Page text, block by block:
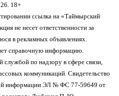
18+
ссылка на «Таймырский
не несет ответственности за
в рекламных объявлениях.
справочную информацию.
по надзору в сфере связи,
коммуникаций. Свидетельство
информации ЭЛ № ФС 77-59649 от